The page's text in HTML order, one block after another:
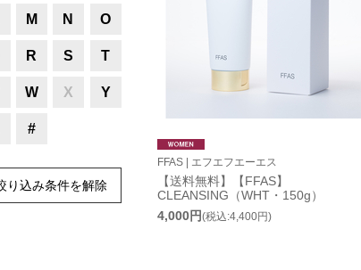
M N O
R S T
W X Y
#
り込み条件を解除
FFAS | エフエフエーエス
【送料無料】【FFAS】
CLEANSING（WHT・150g）
4,000円(税込:4,400円)